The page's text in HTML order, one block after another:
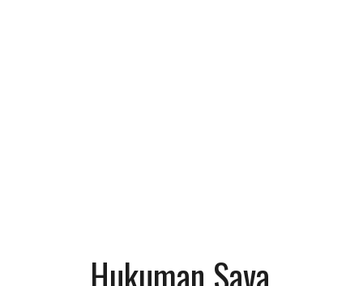
Hukuman Sava